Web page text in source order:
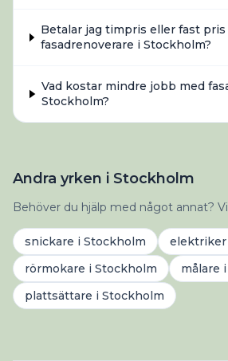
Betalar jag timpris eller fast pris
fasadrenoverare i Stockholm?
Vad kostar mindre jobb med
Stockholm?
Andra yrken i Stockholm
Behöver du hjälp med något annat?
snickare i Stockholm elektriker
rörmokare i Stockholm målare i
plattsättare i Stockholm